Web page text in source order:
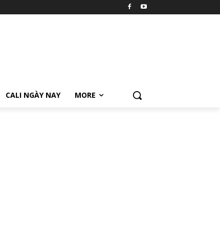
CALI NGÀY NAY MORE